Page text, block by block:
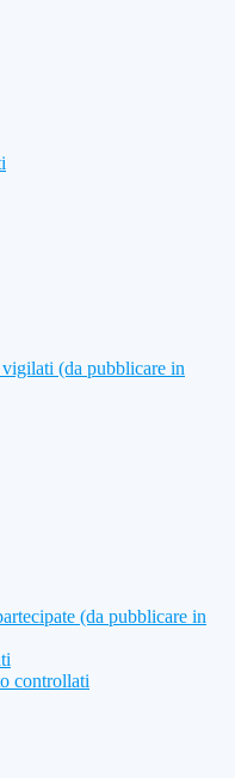
(da pubblicare in
(da pubblicare in
controllati